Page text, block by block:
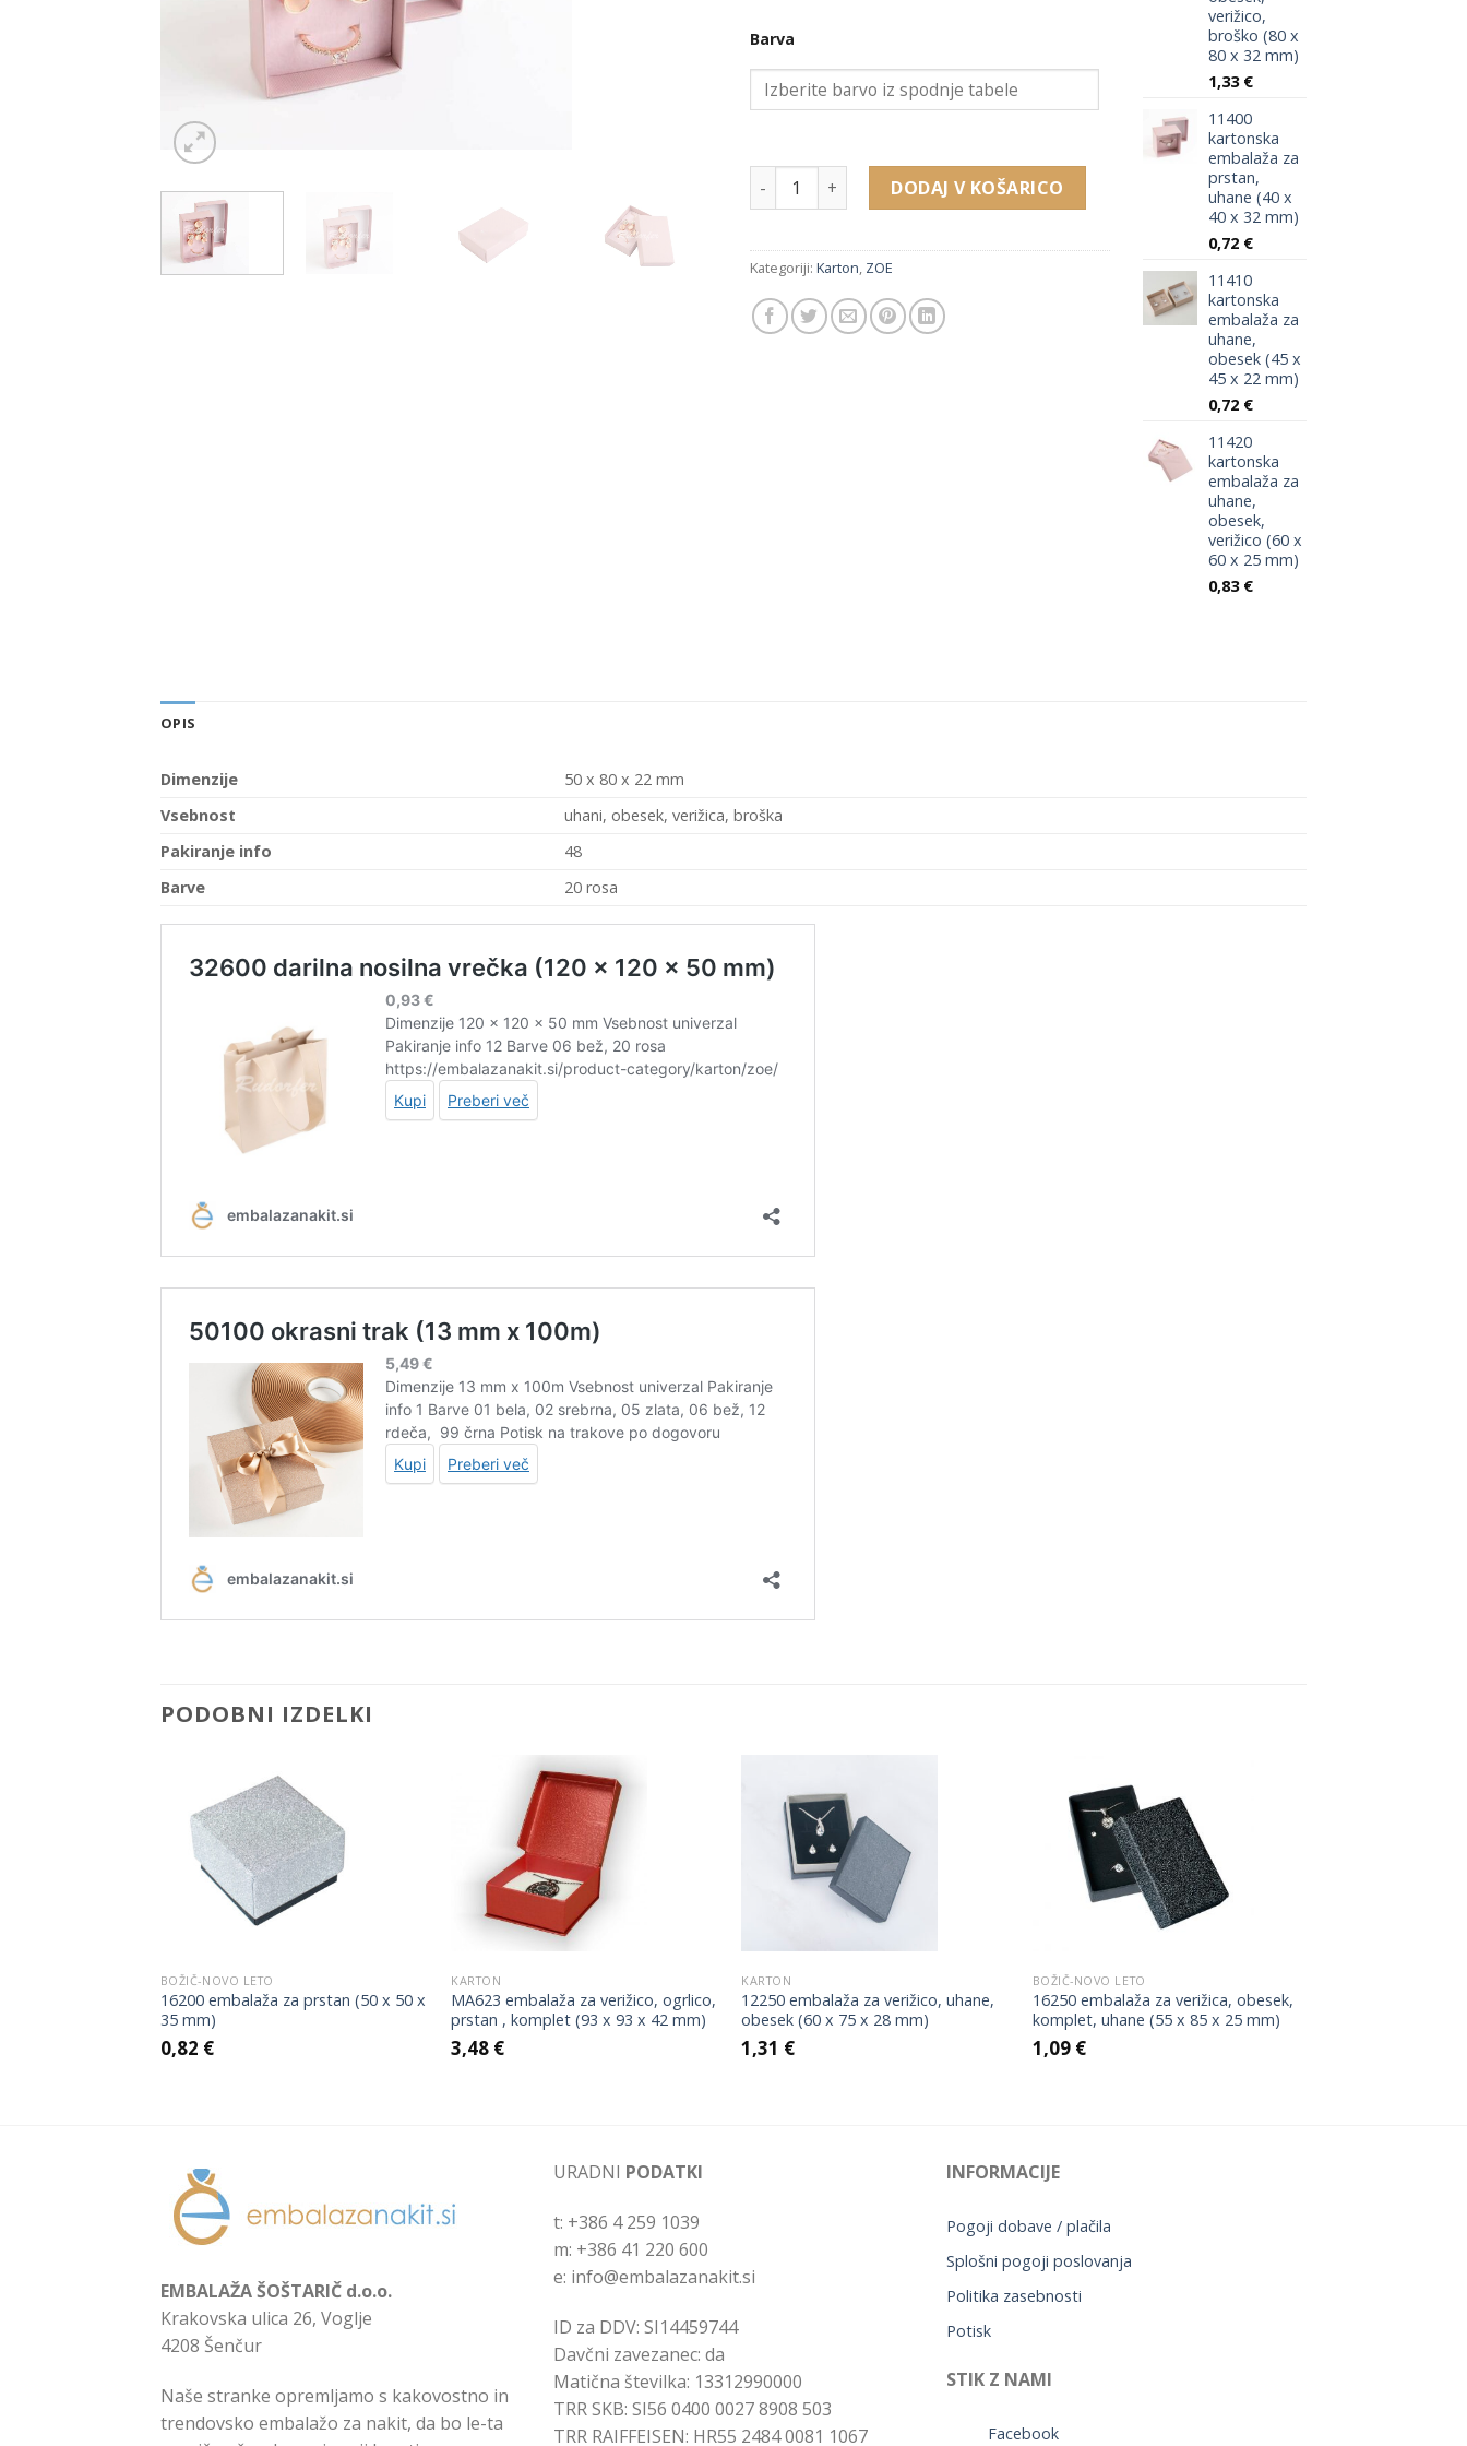
Barva
11450 kartonska embalaža za uhane, obesek, verižico, broško (50 x 80 x 22 mm) količina
DODAJ V KOŠARICO
Kategoriji: Karton, ZOE
verižico,
broško (80 x
80 x 32 mm)
1,33 €
11400
kartonska
embalaža za
prstan,
uhane (40 x
40 x 32 mm)
0,72 €
11410
kartonska
embalaža za
uhane,
obesek (45 x
45 x 22 mm)
0,72 €
11420
kartonska
embalaža za
uhane,
obesek,
verižico (60 x
60 x 25 mm)
0,83 €
OPIS
Dimenzije
50 x 80 x 22 mm
Vsebnost
uhani, obesek, verižica, broška
Pakiranje info
48
Barve
20 rosa
PODOBNI IZDELKI
BOŽIČ-NOVO LETO
16200 embalaža za prstan (50 x 50 x
35 mm)
0,82 €
KARTON
MA623 embalaža za verižico, ogrlico,
prstan , komplet (93 x 93 x 42 mm)
3,48 €
KARTON
12250 embalaža za verižico, uhane,
obesek (60 x 75 x 28 mm)
1,31 €
BOŽIČ-NOVO LETO
16250 embalaža za verižica, obesek,
komplet, uhane (55 x 85 x 25 mm)
1,09 €
EMBALAŽA ŠOŠTARIČ d.o.o.
Krakovska ulica 26, Voglje
4208 Šenčur
Naše stranke opremljamo s kakovostno in
trendovsko embalažo za nakit, da bo le-ta
URADNI PODATKI
t: +386 4 259 1039
m: +386 41 220 600
e: info@embalazanakit.si
ID za DDV: SI14459744
Davčni zavezanec: da
Matična številka: 13312990000
TRR SKB: SI56 0400 0027 8908 503
TRR RAIFFEISEN: HR55 2484 0081 1067
INFORMACIJE
Pogoji dobave / plačila
Splošni pogoji poslovanja
Politika zasebnosti
Potisk
STIK Z NAMI
Facebook